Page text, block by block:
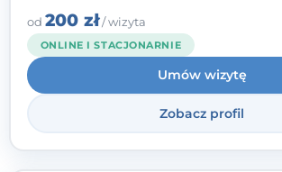
angielsku.
od 200 zł/ wizyta
ONLINE I STACJONARNIE
Umów wizytę
Zobacz profil